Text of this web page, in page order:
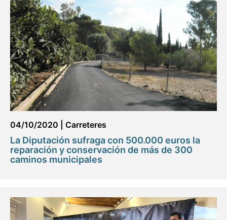
04/10/2020 Carreteres
La Diputación sufraga con 500.000 euros la
reparación y conservación de más de 300
caminos municipales